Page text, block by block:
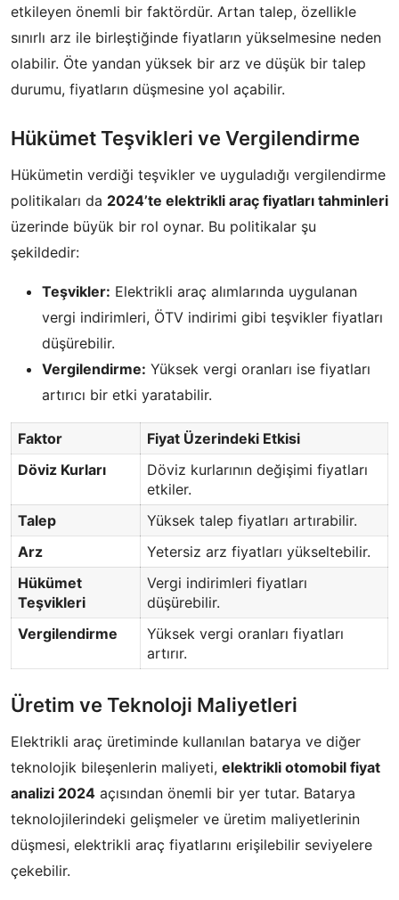
etkileyen önemli bir faktördür. Artan talep, özellikle
sınırlı arz ile birleştiğinde fiyatların yükselmesine neden
olabilir. Öte yandan yüksek bir arz ve düşük bir talep
durumu, fiyatların düşmesine yol açabilir.
Hükümet Teşvikleri ve Vergilendirme
Hükümetin verdiği teşvikler ve uyguladığı vergilendirme
politikaları da 2024’te elektrikli araç fiyatları tahminleri
üzerinde büyük bir rol oynar. Bu politikalar şu
şekildedir:
Teşvikler: Elektrikli araç alımlarında uygulanan
vergi indirimleri, ÖTV indirimi gibi teşvikler fiyatları
düşürebilir.
Vergilendirme: Yüksek vergi oranları ise fiyatları
artırıcı bir etki yaratabilir.
Faktor
Fiyat Üzerindeki Etkisi
Döviz Kurları
Döviz kurlarının değişimi fiyatları
etkiler.
Talep
Yüksek talep fiyatları artırabilir.
Arz
Yetersiz arz fiyatları yükseltebilir.
Hükümet
Teşvikleri
Vergi indirimleri fiyatları
düşürebilir.
Vergilendirme
Yüksek vergi oranları fiyatları
artırır.
Üretim ve Teknoloji Maliyetleri
Elektrikli araç üretiminde kullanılan batarya ve diğer
teknolojik bileşenlerin maliyeti, elektrikli otomobil fiyat
analizi 2024 açısından önemli bir yer tutar. Batarya
teknolojilerindeki gelişmeler ve üretim maliyetlerinin
düşmesi, elektrikli araç fiyatlarını erişilebilir seviyelere
çekebilir.